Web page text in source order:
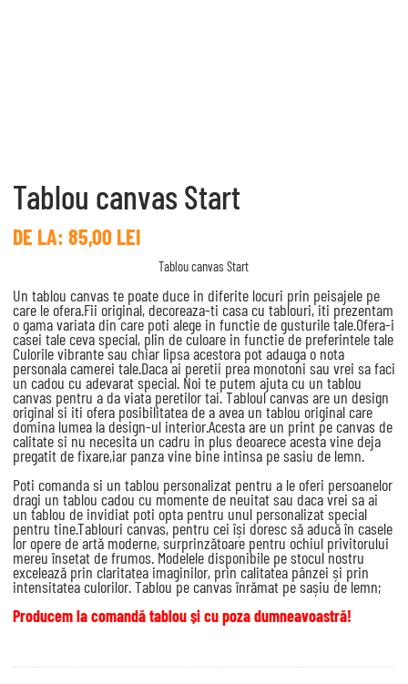
Tablou canvas Start
DE LA: 85,00 LEI
Tablou canvas Start
Un tablou canvas te poate duce in diferite locuri prin peisajele pe
care le ofera.Fii original, decoreaza-ti casa cu tablouri, iti prezentam
o gama variata din care poti alege in functie de gusturile tale.Ofera-i
casei tale ceva special, plin de culoare in functie de preferintele tale
Culorile vibrante sau chiar lipsa acestora pot adauga o nota
personala camerei tale.Daca ai peretii prea monotoni sau vrei sa faci
un cadou cu adevarat special. Noi te putem ajuta cu un tablou
canvas pentru a da viata peretilor tai. Tabloul canvas are un design
original si iti ofera posibilitatea de a avea un tablou original care
domina lumea la design-ul interior.Acesta are un print pe canvas de
calitate si nu necesita un cadru in plus deoarece acesta vine deja
pregatit de fixare,iar panza vine bine intinsa pe sasiu de lemn.
Poti comanda si un tablou personalizat pentru a le oferi persoanelor
dragi un tablou cadou cu momente de neuitat sau daca vrei sa ai
un tablou de invidiat poti opta pentru unul personalizat special
pentru tine.Tablouri canvas, pentru cei își doresc să aducă în casele
lor opere de artă moderne, surprinzătoare pentru ochiul privitorului
mereu însetat de frumos. Modelele disponibile pe stocul nostru
excelează prin claritatea imaginilor, prin calitatea pânzei și prin
intensitatea culorilor. Tablou pe canvas înrămat pe sașiu de lemn;
Producem la comandă tablou și cu poza dumneavoastră!